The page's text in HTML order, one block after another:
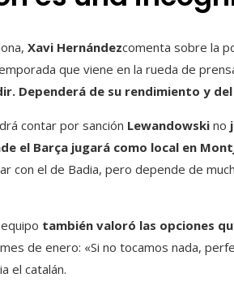
Xavi Hernándezcomenta sobre la
que viene en la rueda de
Dependerá de su rendimiento y
contar por sanción Lewandowski no
el Barça jugará como local en
con el de Badia, pero depende de
también valoró las opciones
de enero: «Si no tocamos nada,
el catalán.